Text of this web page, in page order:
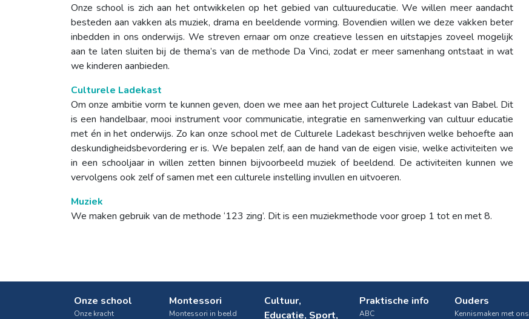
Onze school is zich aan het ontwikkelen op het gebied van cultuureducatie. We willen meer aandacht
besteden aan vakken als muziek, drama en beeldende vorming. Bovendien willen we deze vakken beter
inbedden in ons onderwijs. We streven ernaar om onze creatieve lessen en uitstapjes zoveel mogelijk
aan te laten sluiten bij de thema’s van de methode Da Vinci, zodat er meer samenhang ontstaat in wat
we kinderen aanbieden.
Culturele Ladekast
Om onze ambitie vorm te kunnen geven, doen we mee aan het project Culturele Ladekast van Babel. Dit
is een handelbaar, mooi instrument voor communicatie, integratie en samenwerking van cultuur educatie
met én in het onderwijs. Zo kan onze school met de Culturele Ladekast beschrijven welke behoefte aan
deskundigheidsbevordering er is. We bepalen zelf, aan de hand van de eigen visie, welke activiteiten we
in een schooljaar in willen zetten binnen bijvoorbeeld muziek of beeldend. De activiteiten kunnen we
vervolgens ook zelf of samen met een culturele instelling invullen en uitvoeren.
Muziek
We maken gebruik van de methode ‘123 zing’. Dit is een muziekmethode voor groep 1 tot en met 8.
Onze school
Onze kracht
Montessori
Montessori in beeld
Cultuur,
Educatie, Sport,
Praktische info
ABC
Ouders
Kennismaken met ons